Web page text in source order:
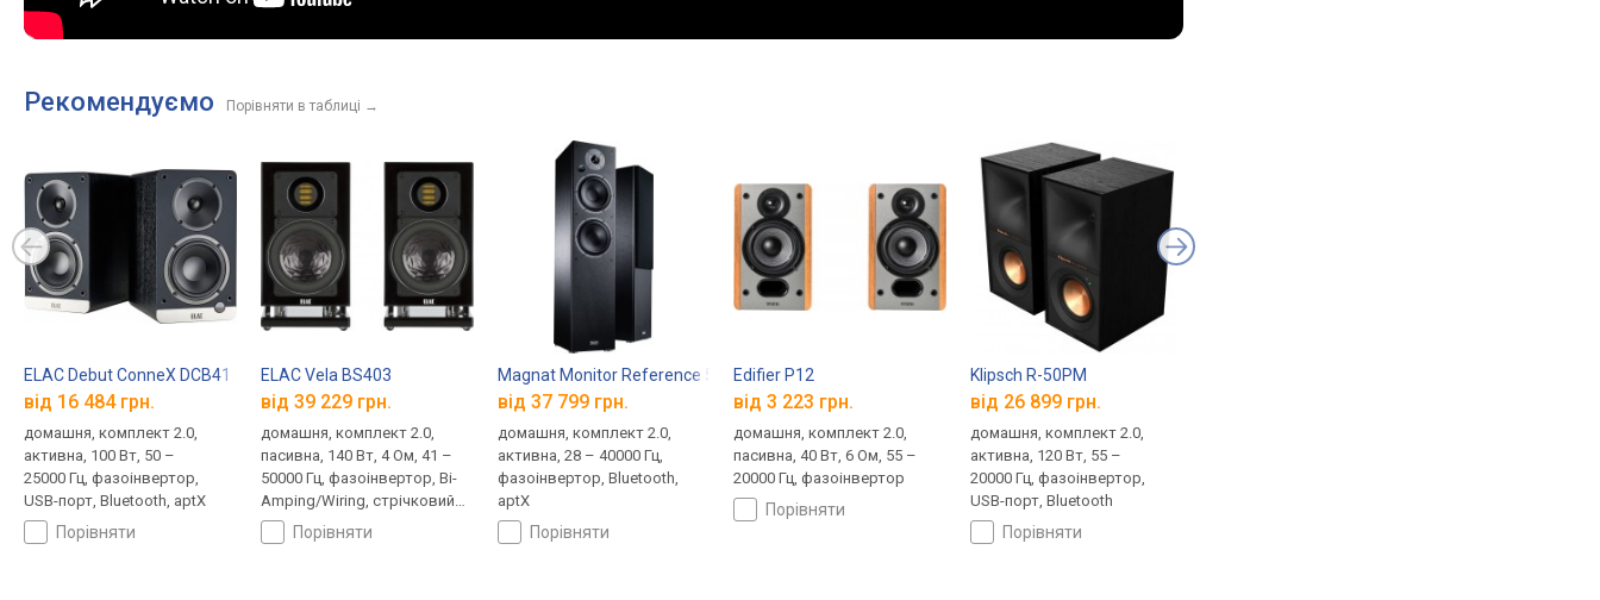
Рекомендуємо Порівняти в таблиці →
ELAC Debut ConneX DCB41
від 16 484 грн.
домашня, комплект 2.0,
активна, 100 Вт, 50 –
25000 Гц, фазоінвертор,
USB-порт, Bluetooth, aptX
порівняти
ELAC Vela BS403
від 39 229 грн.
домашня, комплект 2.0,
пасивна, 140 Вт, 4 Ом, 41 –
50000 Гц, фазоінвертор, Bi-
Amping/Wiring, стрічковий
випромінювач
порівняти
Magnat Monitor Reference 5A
від 37 799 грн.
домашня, комплект 2.0,
активна, 28 – 40000 Гц,
фазоінвертор, Bluetooth,
aptX
порівняти
Edifier P12
від 3 223 грн.
домашня, комплект 2.0,
пасивна, 40 Вт, 6 Ом, 55 –
20000 Гц, фазоінвертор
порівняти
Klipsch R-50PM
від 26 899 грн.
домашня, комплект 2.0,
активна, 120 Вт, 55 –
20000 Гц, фазоінвертор,
USB-порт, Bluetooth
порівняти